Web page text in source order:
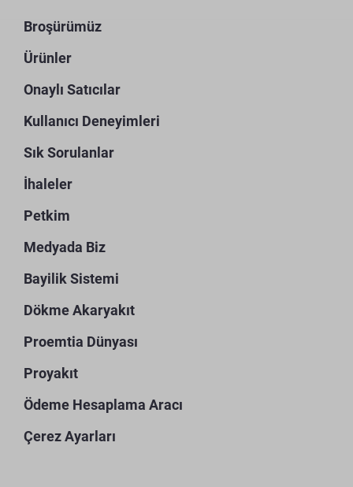
Broşürümüz
Ürünler
Onaylı Satıcılar
Kullanıcı Deneyimleri
Sık Sorulanlar
İhaleler
Petkim
Medyada Biz
Bayilik Sistemi
Dökme Akaryakıt
Proemtia Dünyası
Proyakıt
Ödeme Hesaplama Aracı
Çerez Ayarları